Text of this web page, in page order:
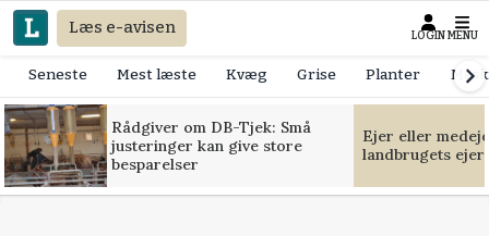
Læs e-avisen LOGIN MENU
Seneste Mest læste Kvæg Grise Planter
Rådgiver om DB-Tjek: Små
justeringer kan give store
besparelser
Ejer eller
landbrugets